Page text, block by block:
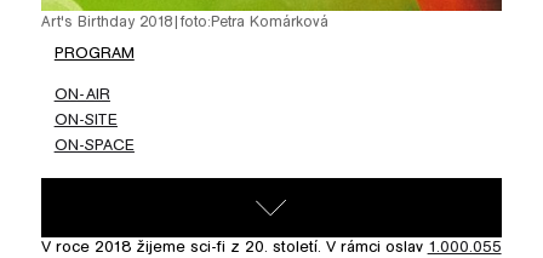
Art's Birthday 2018| foto: Petra Komárková
PROGRAM
ON-AIR
ON-SITE
ON-SPACE
V roce 2018 žijeme sci-fi z 20. století. V rámci oslav 1.000.055